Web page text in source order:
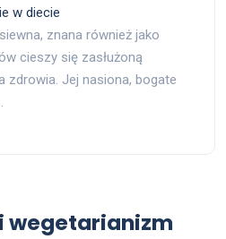
w diecie
znana również jako
cieszy się zasłużoną
zdrowia. Jej nasiona, bogate
wegetarianizm